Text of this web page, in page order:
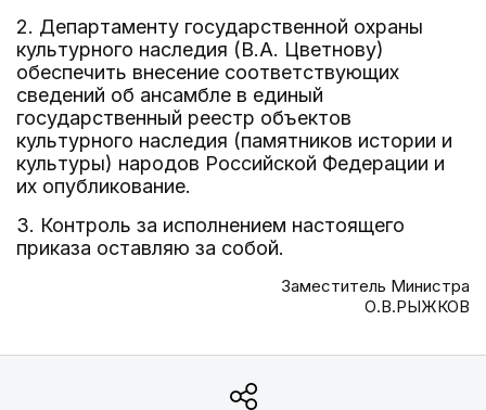
2. Департаменту государственной охраны
культурного наследия (В.А. Цветнову)
обеспечить внесение соответствующих
сведений об ансамбле в единый
государственный реестр объектов
культурного наследия (памятников истории и
культуры) народов Российской Федерации и
их опубликование.
3. Контроль за исполнением настоящего
приказа оставляю за собой.
Заместитель Министра
О.В.РЫЖКОВ